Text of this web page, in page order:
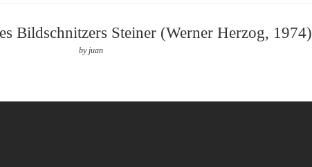
Bildschnitzers Steiner (Werner Herzog, 1974)
byjuan